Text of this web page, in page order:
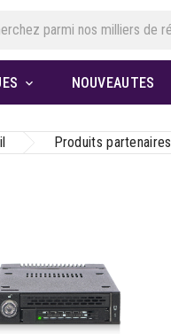
 NOUVEAUTES
Produits partenaires